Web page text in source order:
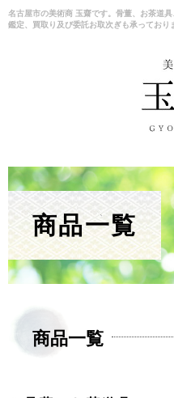
名古屋市の美術商 玉齋です。骨董、お茶道
鑑定、買取り及び委託お取次ぎも承っており
商品一覧
商品一覧